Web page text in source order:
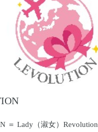
＝ Lady（淑女）Revolution